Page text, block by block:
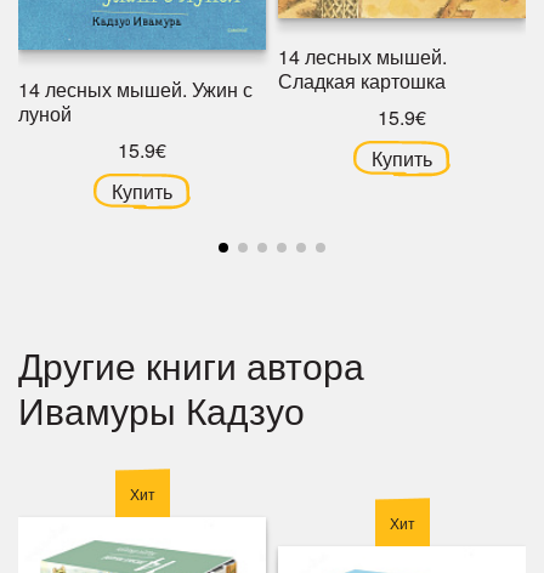
14 лесных мышей. Ужин с
луной
15.9€
Купить
14 лесных мышей.
Сладкая картошка
15.9€
Купить
Другие книги автора
Ивамуры Кадзуо
Хит
Хит